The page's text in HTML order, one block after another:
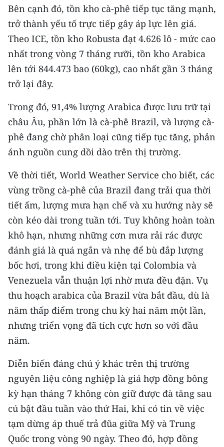
Infographic
TIN MỚI
TIN ĐỊA PHƯƠNG
Trung du và miền núi phía Bắc
Đồng bằng sông Hồng
Bắc Trung Bộ
Duyên hải Nam Trung Bộ và Tây
Nguyên
Đông Nam Bộ
Đồng bằng sông Cửu Long
Chuyên trang Hà Nội
Chuyên trang TP. Hồ Chí Minh
CHUYÊN ĐỀ
CÁC CHUYÊN TRANG
VỀ BÁO NHÂN DÂN
THỜI NAY
NHÂN DÂN CUỐI TUẦN
NHÂN DÂN HẰNG THÁNG
MUA BÁO
Bên cạnh đó, tồn kho cà-phê tiếp tục tăng mạnh,
trở thành yếu tố trực tiếp gây áp lực lên giá.
Theo ICE, tồn kho Robusta đạt 4.626 lô - mức cao
nhất trong vòng 7 tháng rưỡi, tồn kho Arabica
lên tới 844.473 bao (60kg), cao nhất gần 3 tháng
trở lại đây.
Trong đó, 91,4% lượng Arabica được lưu trữ tại
châu Âu, phần lớn là cà-phê Brazil, và lượng cà-
phê đang chờ phân loại cũng tiếp tục tăng, phản
ánh nguồn cung dồi dào trên thị trường.
Về thời tiết, World Weather Service cho biết, các
vùng trồng cà-phê của Brazil đang trải qua thời
tiết ấm, lượng mưa hạn chế và xu hướng này sẽ
còn kéo dài trong tuần tới. Tuy không hoàn toàn
khô hạn, nhưng những cơn mưa rải rác được
đánh giá là quá ngắn và nhẹ để bù đắp lượng
bốc hơi, trong khi điều kiện tại Colombia và
Venezuela vẫn thuận lợi nhờ mưa đều đặn. Vụ
thu hoạch arabica của Brazil vừa bắt đầu, dù là
năm thấp điểm trong chu kỳ hai năm một lần,
nhưng triển vọng đã tích cực hơn so với đầu
năm.
Diễn biến đáng chú ý khác trên thị trường
nguyên liệu công nghiệp là giá hợp đồng bông
kỳ hạn tháng 7 không còn giữ được đà tăng sau
cú bật đầu tuần vào thứ Hai, khi có tin về việc
tạm dừng áp thuế trả đũa giữa Mỹ và Trung
Quốc trong vòng 90 ngày. Theo đó, hợp đồng